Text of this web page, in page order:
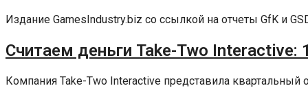
Издание GamesIndustry.biz со ссылкой на отчеты GfK и
Считаем деньги Take-Two
Компания Take-Two Interactive представила квартальный